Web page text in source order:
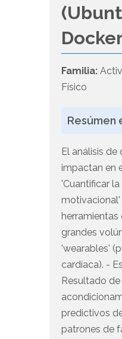
Familia:
Físico
Resúmen
El análisis
impactan en
'Cuantificar
motivacional'
grandes
'wearables'
cardíaca). -
Resultado
predictivos
patrones de